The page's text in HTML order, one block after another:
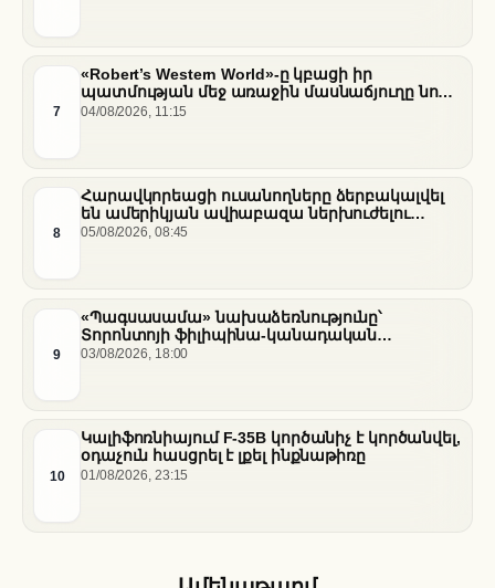
7
«Robert’s Western World»-ը կբացի իր
պատմության մեջ առաջին մասնաճյուղը նոր
«Nissan Stadium» մարզադաշտում
04/08/2026, 11:15
8
Հարավկորեացի ուսանողները ձերբակալվել
են ամերիկյան ավիաբազա ներխուժելու
համար
05/08/2026, 08:45
9
«Պագսասամա» նախաձեռնությունը՝
Տորոնտոյի ֆիլիպինա-կանադական
արվեստագետների համար
03/08/2026, 18:00
10
Կալիֆոռնիայում F-35B կործանիչ է կործանվել,
օդաչուն հասցրել է լքել ինքնաթիռը
01/08/2026, 23:15